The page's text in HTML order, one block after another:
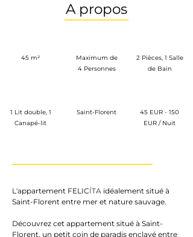
A propos
45 m²
1 Lit double, 1
Canapé-lit
Maximum de
4 Personnes
Saint-Florent
2 Pièces, 1 Salle
de Bain
45 EUR - 150
EUR / Nuit
L'appartement FELICÍTA idéalement situé à
Saint-Florent entre mer et nature sauvage.
Découvrez cet appartement situé à Saint-
Florent, un petit coin de paradis enclavé entre